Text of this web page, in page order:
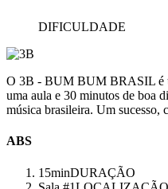
DIFICULDADE
O 3B - BUM BUM BRASIL é
uma aula e 30 minutos de boa
música brasileira. Um sucesso,
ABS
15minDURAÇÃO